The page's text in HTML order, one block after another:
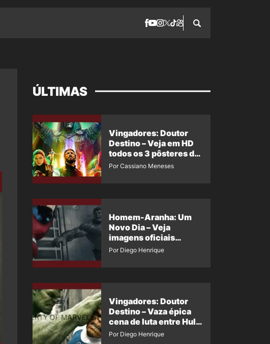
ÚLTIMAS
Vingadores: Doutor
Destino – Veja em HD
todos os 3 pôsteres de
‘Doomsday’ + 1 imagem
Por Cassiano Meneses
Homem-Aranha: Um
Novo Dia – Veja
imagens oficiais
descartadas do Hulk
Por Diego Henrique
Vingadores: Doutor
Destino – Vaza épica
cena de luta entre Hulk
e o Coisa
Por Diego Henrique